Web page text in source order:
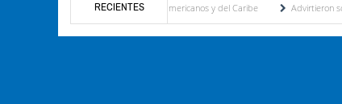
RECIENTES
oro en los Juegos Centroamericanos y del Caribe Advirtieron sobre daños en